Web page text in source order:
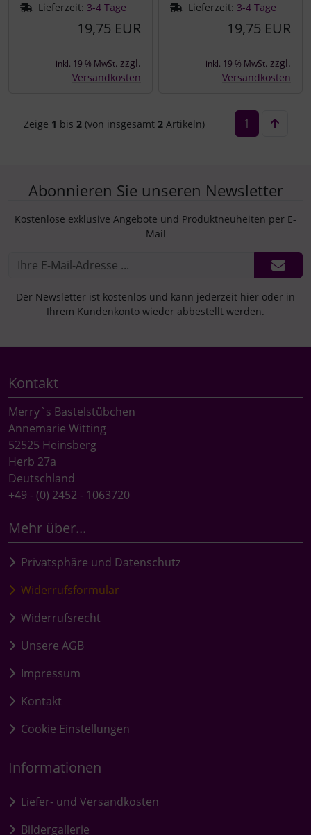
Lieferzeit: 3-4 Tage
19,75 EUR
inkl. 19 % MwSt. zzgl.
Versandkosten
Lieferzeit: 3-4 Tage
19,75 EUR
inkl. 19 % MwSt. zzgl.
Versandkosten
Zeige 1 bis 2(von insgesamt 2Artikeln) 1
Abonnieren Sie unseren Newsletter
Kostenlose exklusive Angebote und Produktneuheiten per E-
Mail
Der Newsletter ist kostenlos und kann jederzeit hier oder in
Ihrem Kundenkonto wieder abbestellt werden.
Kontakt
Merry`s Bastelstübchen
Annemarie Witting
52525 Heinsberg
Herb 27a
Deutschland
+49 - (0) 2452 - 1063720
Mehr über...
Privatsphäre und Datenschutz
Widerrufsformular
Widerrufsrecht
Unsere AGB
Impressum
Kontakt
Cookie Einstellungen
Informationen
Liefer- und Versandkosten
Bildergallerie